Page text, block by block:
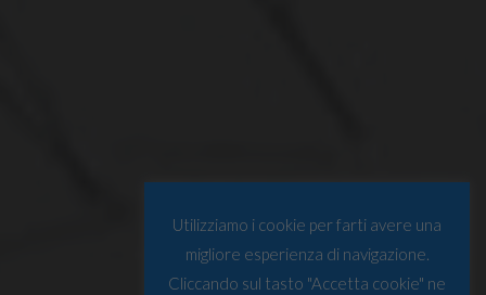
Utilizziamo i cookie per farti avere una
migliore esperienza di navigazione.
Cliccando sul tasto "Accetta cookie" ne